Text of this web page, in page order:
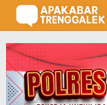
Lewati
konten